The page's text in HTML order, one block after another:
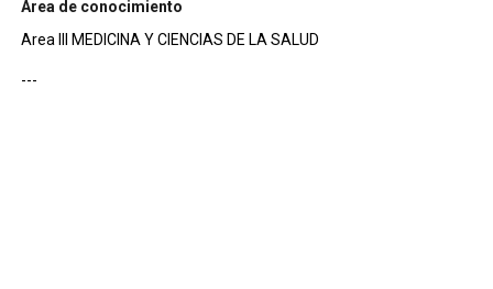
Área de conocimiento
Area III MEDICINA Y CIENCIAS DE LA SALUD
---